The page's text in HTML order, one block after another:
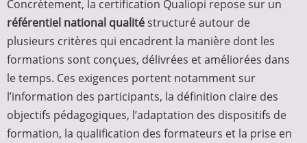
Concrètement, la certification Qualiopi repose sur un
référentiel national qualitéstructuré autour de
plusieurs critères qui encadrent la manière dont les
formations sont conçues, délivrées et améliorées dans
le temps. Ces exigences portent notamment sur
l’information des participants, la définition claire des
objectifs pédagogiques, l’adaptation des dispositifs de
formation, la qualification des formateurs et la prise en